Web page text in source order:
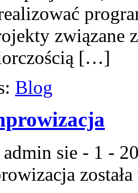
związane
[…]
Blog
sie - 1 -